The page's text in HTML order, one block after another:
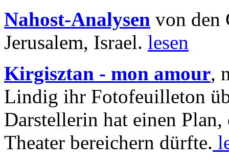
Nahost-Analysen von den
Jerusalem, Israel. lesen
Kirgisztan - mon amour,
Lindig ihr Fotofeuilleton
Darstellerin hat einen Plan,
Theater bereichern dürfte.